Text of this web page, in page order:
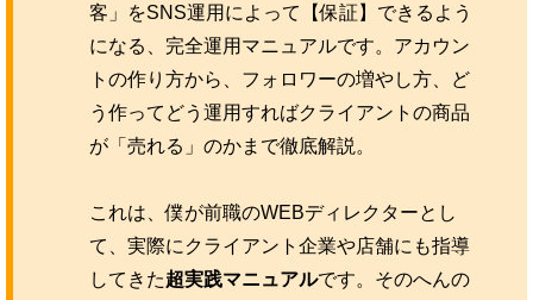
客」をSNS運用によって【保証】できるよう
になる、完全運用マニュアルです。アカウン
トの作り方から、フォロワーの増やし方、ど
う作ってどう運用すればクライアントの商品
が「売れる」のかまで徹底解説。
これは、僕が前職のWEBディレクターとし
て、実際にクライアント企業や店舗にも指導
してきた超実践マニュアルです。そのへんの